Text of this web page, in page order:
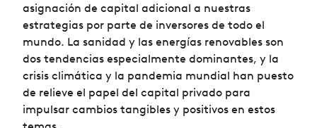
asignación de capital adicional a nuestras
estrategias por parte de inversores de todo el
mundo. La sanidad y las energías renovables son
dos tendencias especialmente dominantes, y la
crisis climática y la pandemia mundial han puesto
de relieve el papel del capital privado para
impulsar cambios tangibles y positivos en estos